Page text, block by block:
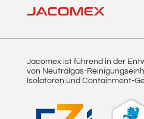
Jacomex ist führend in der
von Neutralgas-
Isolatoren und Containment-